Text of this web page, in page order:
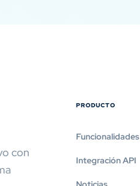
con
PRODUCTO
Funcionalidades
Integración API